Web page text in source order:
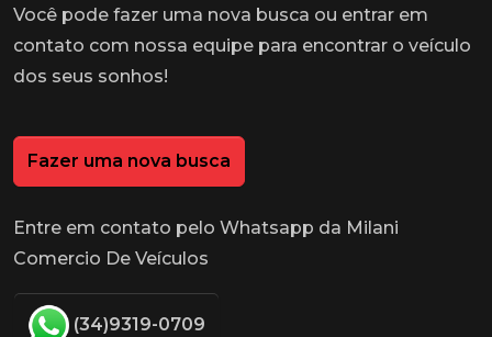
Você pode fazer uma nova busca ou entrar em
contato com nossa equipe para encontrar o veículo
dos seus sonhos!
Fazer uma nova busca
Entre em contato pelo Whatsapp da Milani
Comercio De Veículos
(34)9319-0709